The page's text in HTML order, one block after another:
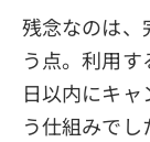
残念なのは、
う点。利用
日以内にキ
う仕組みで